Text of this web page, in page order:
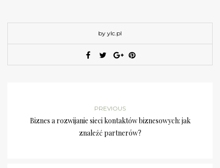
by ylc.pl
PREVIOUS
Biznes a rozwijanie sieci kontaktów biznesowych: jak
znaleźć partnerów?